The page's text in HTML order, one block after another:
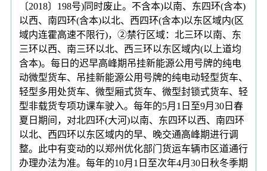
〔2018〕198号)同时废止。不含本)以南、东四环(含本)
以西、南四环(含本)以北、西四环(含本)以东区域内(区
域内连霍高速不限行)，②禁行区域：北三环以南、东
三环以西、南三环以北、西三环以东区域内(以上道均
含本)。每日的迟早高峰期吊挂新能源公用号牌的纯电
动微型货车、吊挂新能源公用号牌的纯电动轻型货车、
轻型多用处货车、微型厢式货车、微型封锁式货车、轻
型非载货专项功课车驶入。每年的5月1日至9月30日春
夏日期间，对北四环(大河)以南、东四环以西、南四环
以北、西四环以东区域内的早、晚交通高峰期进行调
整。此中有变动的以郑州优化部门货运车辆市区道通行
办理办法为准。每年的10月1日至次年4月30日秋冬季期